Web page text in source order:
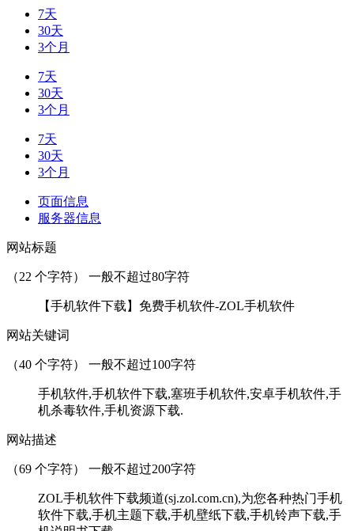
7天
30天
3个月
7天
30天
3个月
7天
30天
3个月
页面信息
服务器信息
网站标题
（22 个字符） 一般不超过80字符
【手机软件下载】免费手机软件-ZOL手机软件
网站关键词
（40 个字符） 一般不超过100字符
手机软件,手机软件下载,塞班手机软件,安卓手机软件,手
机杀毒软件,手机资源下载.
网站描述
（69 个字符） 一般不超过200字符
ZOL手机软件下载频道(sj.zol.com.cn),为您各种热门手机
软件下载,手机主题下载,手机壁纸下载,手机铃声下载,手